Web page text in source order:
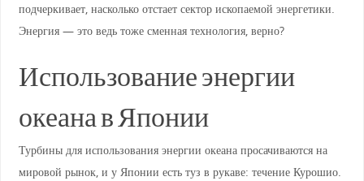
подчеркивает, насколько отстает сектор ископаемой энергетики.
Энергия — это ведь тоже сменная технология, верно?
Использование энергии
океана в Японии
Турбины для использования энергии океана просачиваются на
мировой рынок, и у Японии есть туз в рукаве: течение Курошио.